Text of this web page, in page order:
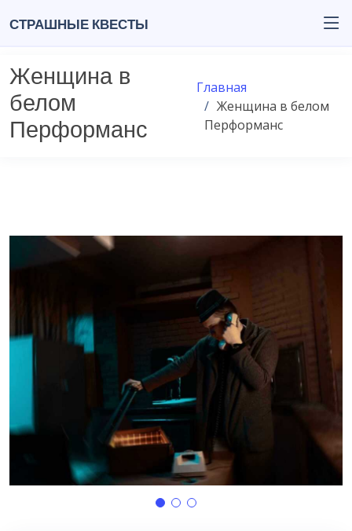
Страшные квесты
Женщина в
белом
Перформанс
Главная
Женщина в белом
Перформанс